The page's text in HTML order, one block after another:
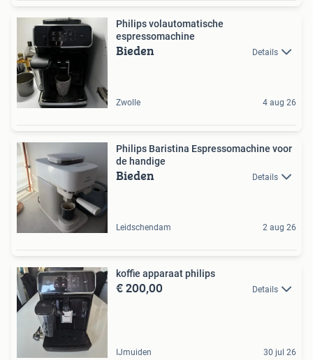
Philips volautomatische
espressomachine
Bieden Details
Zwolle 4 aug 26
Philips Baristina Espressomachine voor
de handige
Bieden Details
Leidschendam 2 aug 26
koffie apparaat philips
€ 200,00 Details
IJmuiden 30 jul 26